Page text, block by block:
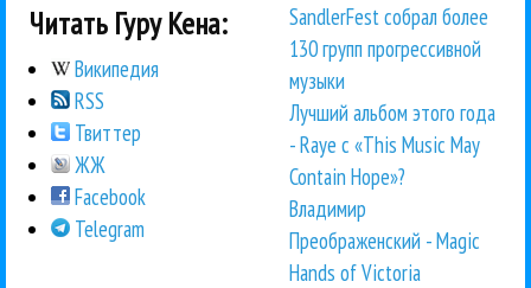
Читать Гуру Кена:
Википедия
RSS
Твиттер
ЖЖ
Facebook
Telegram
SandlerFest собрал более
130 групп прогрессивной
музыки
Лучший альбом этого года
- Raye с «This Music May
Contain Hope»?
Владимир
Преображенский - Magic
Hands of Victoria